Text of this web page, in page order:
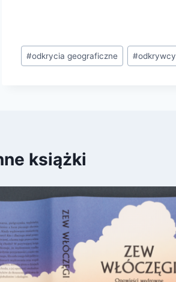
Tagi
wpisu:
#odkrycia geograficzne #odkrywcy
książki